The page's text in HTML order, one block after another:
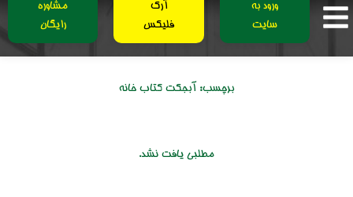
ورود به
سایت
آرک
فلیکس
مشاوره
رایگان
برچسب: آبجکت کتاب خانه
مطلبی یافت نشد.